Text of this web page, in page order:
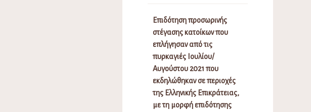
Επιδότηση προσωρινής
στέγασης κατοίκων που
επλήγησαν από τις
πυρκαγιές Ιουλίου/
Αυγούστου 2021 που
εκδηλώθηκαν σε περιοχές
της Ελληνικής Επικράτειας,
με τη μορφή επιδότησης